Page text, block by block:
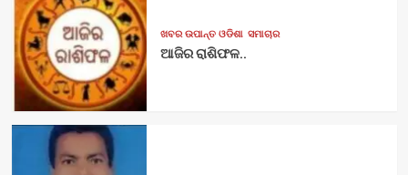
ଖବର ଉପାନ୍ତ ଓଡିଶା ସମାଚାର
ଆଜିର ରାଶିଫଳ..